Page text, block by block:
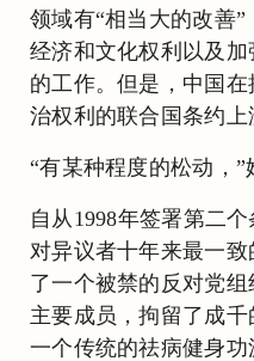
领域有“相当大的改善”
经济和文化权利以及
的工作。但是，中国
治权利的联合国条约上
“有某种程度的松动，”
自从1998年签署第二
对异议者十年来最一
了一个被禁的反对党
主要成员，拘留了成
一个传统的祛病健身